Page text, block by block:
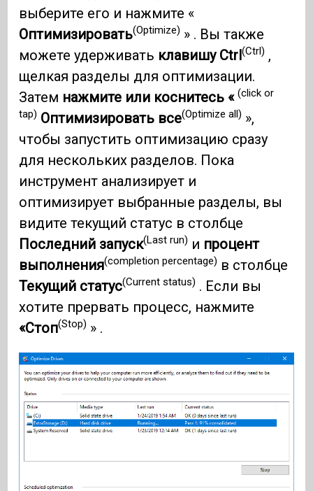
выберите его и нажмите «
Оптимизировать(Optimize) » . Вы также
можете удерживать клавишу Ctrl(Ctrl) ,
щелкая разделы для оптимизации.
Затем нажмите или коснитесь «(click or
tap) Оптимизировать все(Optimize all) »,
чтобы запустить оптимизацию сразу
для нескольких разделов. Пока
инструмент анализирует и
оптимизирует выбранные разделы, вы
видите текущий статус в столбце
Последний запуск(Last run) и процент
выполнения(completion percentage) в столбце
Текущий статус(Current status) . Если вы
хотите прервать процесс, нажмите
«Стоп(Stop) » .